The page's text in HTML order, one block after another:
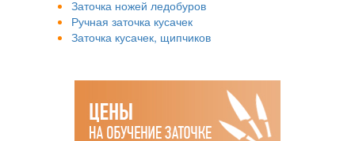
Заточка ножей ледобуров
Ручная заточка кусачек
Заточка кусачек, щипчиков